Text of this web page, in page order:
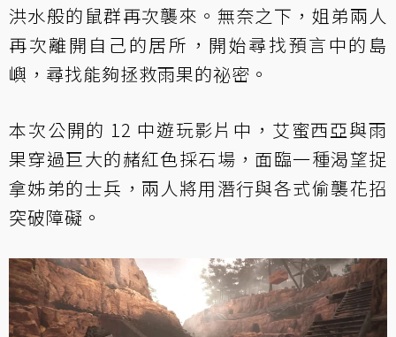
洪水般的鼠群再次襲來。無奈之下，姐弟兩人
再次離開自己的居所，開始尋找預言中的島
嶼，尋找能夠拯救雨果的祕密。
本次公開的 12 中遊玩影片中，艾蜜西亞與雨
果穿過巨大的赭紅色採石場，面臨一種渴望捉
拿姊弟的士兵，兩人將用潛行與各式偷襲花招
突破障礙。